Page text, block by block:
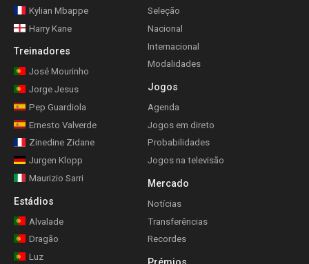
Kylian Mbappe
Harry Kane
Treinadores
José Mourinho
Jorge Jesus
Pep Guardiola
Ernesto Valverde
Zinedine Zidane
Jurgen Klopp
Maurizio Sarri
Estádios
Alvalade
Dragão
Luz
Seleção
Nacional
Internacional
Modalidades
Jogos
Agenda
Jogos em direto
Probabilidades
Jogos na televisão
Mercado
Notícias
Transferências
Recordes